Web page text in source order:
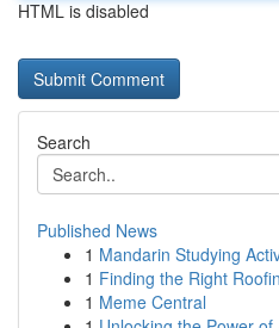
HTML is disabled
Search
Published News
1 Mandarin Studying
1 Finding the Right
1 Meme Central